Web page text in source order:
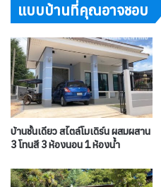
แบบบ้านที่คุณอาจชอบ
บ้านชั้นเดียว สไตล์โมเดิร์น ผสมผสาน
3 โทนสี 3 ห้องนอน 1 ห้องน้ำ